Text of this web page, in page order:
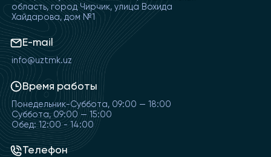
область, город Чирчик, улица Вохида
Хайдарова, дом №1
E-mail
info@uztmk.uz
Время работы
Понедельник-Суббота, 09:00 — 18:00
Суббота, 09:00 — 15:00
Обед: 12:00 - 14:00
Телефон